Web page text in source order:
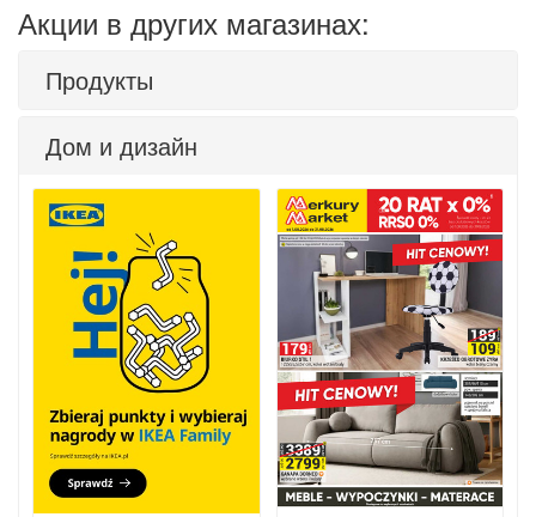
Акции в других магазинах:
Продукты
Дом и дизайн